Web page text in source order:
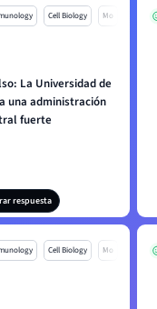
Cell Biology Mo
La Universidad de
una administración
fuerte
respuesta
Cell Biology Mo